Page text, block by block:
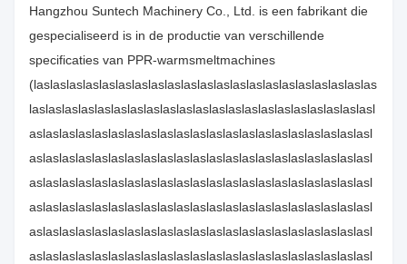
Hangzhou Suntech Machinery Co., Ltd. is een fabrikant die
gespecialiseerd is in de productie van verschillende
specificaties van PPR-warmsmeltmachines
(laslaslaslaslaslaslaslaslaslaslaslaslaslaslaslaslaslaslaslaslas
laslaslaslaslaslaslaslaslaslaslaslaslaslaslaslaslaslaslaslaslasl
aslaslaslaslaslaslaslaslaslaslaslaslaslaslaslaslaslaslaslaslasl
aslaslaslaslaslaslaslaslaslaslaslaslaslaslaslaslaslaslaslaslasl
aslaslaslaslaslaslaslaslaslaslaslaslaslaslaslaslaslaslaslaslasl
aslaslaslaslaslaslaslaslaslaslaslaslaslaslaslaslaslaslaslaslasl
aslaslaslaslaslaslaslaslaslaslaslaslaslaslaslaslaslaslaslaslasl
aslaslaslaslaslaslaslaslaslaslaslaslaslaslaslaslaslaslaslaslasl